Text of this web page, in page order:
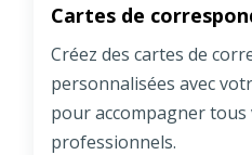
Cartes de
Créez des cartes de
personnalisées avec
pour accompagner
professionnels.